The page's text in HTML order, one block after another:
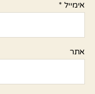
אימייל *
אתר